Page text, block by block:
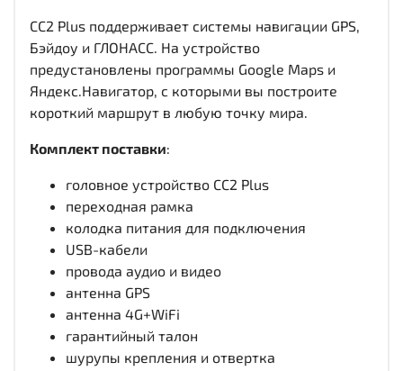
CC2 Plus поддерживает системы навигации GPS,
Бэйдоу и ГЛОНАСС. На устройство
предустановлены программы Google Maps и
Яндекс.Навигатор, с которыми вы построите
короткий маршрут в любую точку мира.
Комплект поставки:
головное устройство CC2 Plus
переходная рамка
колодка питания для подключения
USB-кабели
провода аудио и видео
антенна GPS
антенна 4G+WiFi
гарантийный талон
шурупы крепления и отвертка